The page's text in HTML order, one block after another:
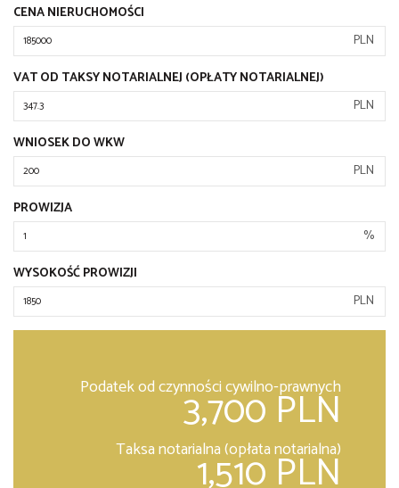
CENA NIERUCHOMOŚCI
PLN
VAT OD TAKSY NOTARIALNEJ (OPŁATY NOTARIALNEJ)
PLN
WNIOSEK DO WKW
PLN
PROWIZJA
%
WYSOKOŚĆ PROWIZJI
PLN
Podatek od czynności cywilno-prawnych
3,700 PLN
Taksa notarialna (opłata notarialna)
1,510 PLN